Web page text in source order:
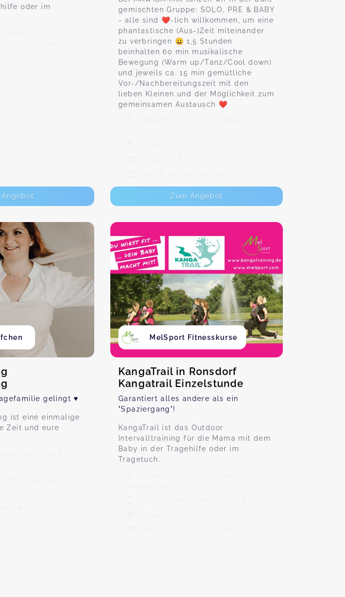
oder im
/
Wuppertal
gemischten Gruppe: SOLO, PRE & BABY
- alle sind ❤️-lich willkommen, um eine
phantastische (Aus-)Zeit miteinander
zu verbringen 😀 1,5 Stunden
beinhalten 60 min musikalische
Bewegung (Warm up/Tanz/Cool down)
und jeweils ca. 15 min gemütliche
Vor-/Nachbereitungszeit mit den
lieben Kleinen und der Möglichkeit zum
gemeinsamen Austausch ❤️
Heegheimer Str. 20, 63695
Glauburg
18. Jan 27 - 8. Mär 27
Ab 20,00 €
Max. 8 TeilnehmerInnen
Zum Angebot
gelingt ♥
ist eine einmalige
Zeit und eure
162, 45886
Vereinbarung
MelSport Fitnesskurse
KangaTrail in Ronsdorf
Kangatrail Einzelstunde
Garantiert alles andere als ein
"Spaziergang"!
KangaTrail ist das Outdoor
Intervalltraining für die Mama mit dem
Baby in der Tragehilfe oder im
Tragetuch.
Friedenshort 51b, 42369
Termine nach Vereinbarung
Ab 14,00 €
Max. 27 TeilnehmerInnen